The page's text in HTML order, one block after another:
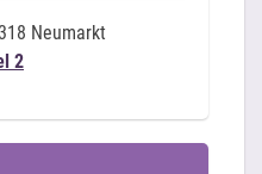
Neumarkt
2